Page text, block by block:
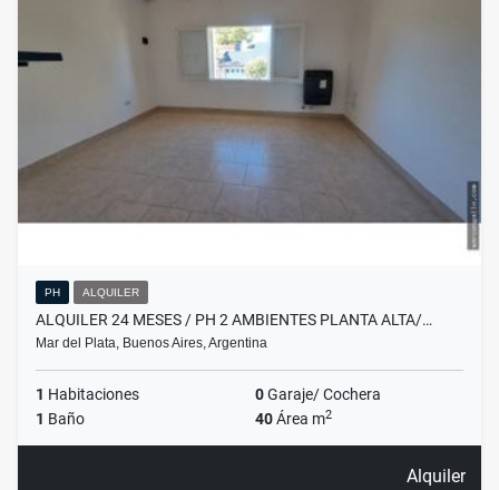
PH ALQUILER
ALQUILER 24 MESES / PH 2 AMBIENTES PLANTA ALTA/…
Mar del Plata, Buenos Aires, Argentina
1 Habitaciones 0Garaje/ Cochera
1 Baño 40Área m2
Alquiler